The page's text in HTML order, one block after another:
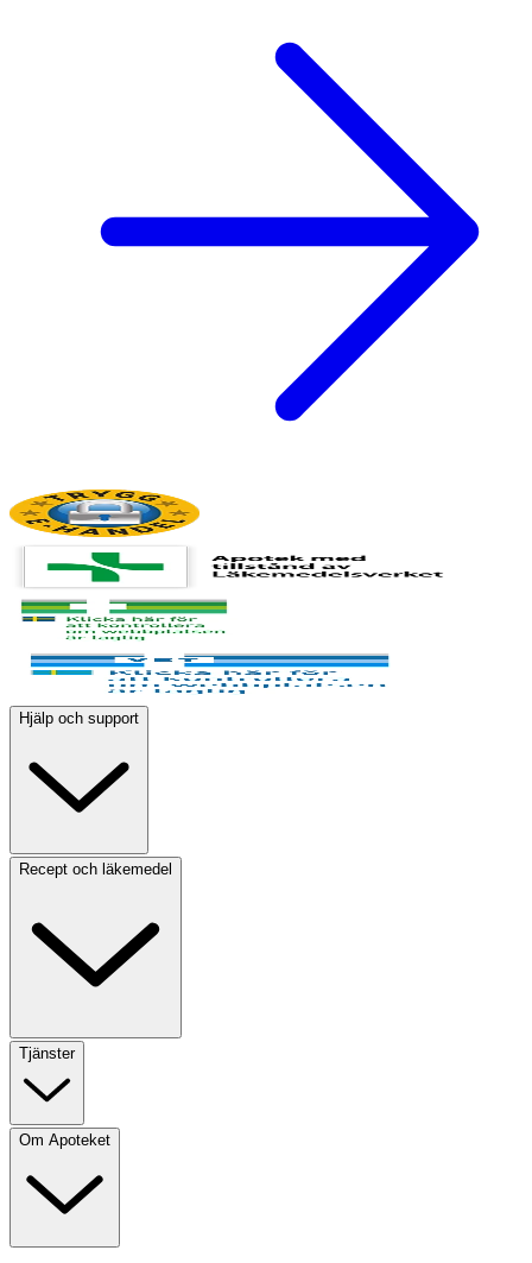
Hjälp och support
Recept och läkemedel
Tjänster
Om Apoteket